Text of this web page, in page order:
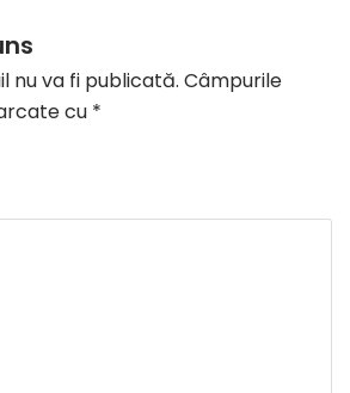
nu va fi publicată. Câmpurile
cu *